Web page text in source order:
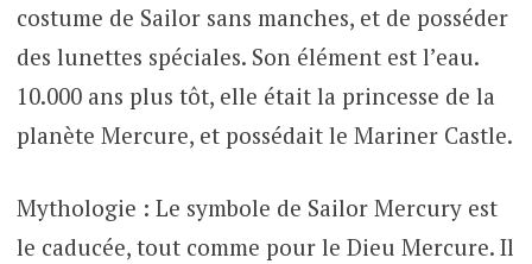
costume de Sailor sans manches, et de posséder
des lunettes spéciales. Son élément est l’eau.
10.000 ans plus tôt, elle était la princesse de la
planète Mercure, et possédait le Mariner Castle.
Mythologie : Le symbole de Sailor Mercury est
le caducée, tout comme pour le Dieu Mercure. Il